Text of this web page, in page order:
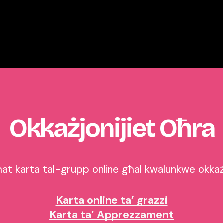
Okkażjonijiet Oħra
karta tal-grupp online għal kwalunkwe
Karta online ta’ grazzi
Karta ta’ Apprezzament